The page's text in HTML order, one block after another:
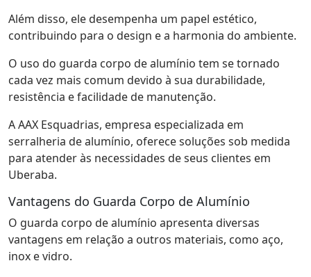
Além disso, ele desempenha um papel estético,
contribuindo para o design e a harmonia do ambiente.
O uso do guarda corpo de alumínio tem se tornado
cada vez mais comum devido à sua durabilidade,
resistência e facilidade de manutenção.
A AAX Esquadrias, empresa especializada em
serralheria de alumínio, oferece soluções sob medida
para atender às necessidades de seus clientes em
Uberaba.
Vantagens do Guarda Corpo de Alumínio
O guarda corpo de alumínio apresenta diversas
vantagens em relação a outros materiais, como aço,
inox e vidro.